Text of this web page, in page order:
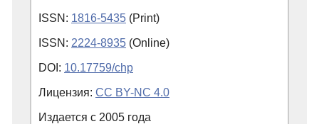
ISSN: 1816-5435 (Print)
ISSN: 2224-8935 (Online)
DOI: 10.17759/chp
Лицензия: CC BY-NC 4.0
Издается с 2005 года